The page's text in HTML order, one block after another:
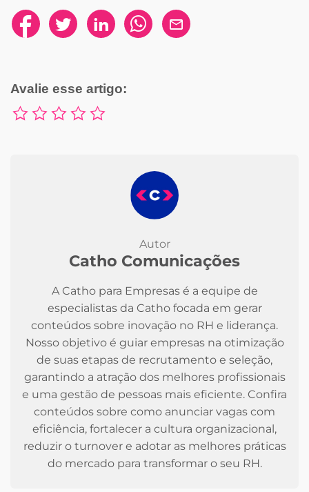
Avalie esse artigo:
Autor
Catho Comunicações
A Catho para Empresas é a equipe de
especialistas da Catho focada em gerar
conteúdos sobre inovação no RH e liderança.
Nosso objetivo é guiar empresas na otimização
de suas etapas de recrutamento e seleção,
garantindo a atração dos melhores profissionais
e uma gestão de pessoas mais eficiente. Confira
conteúdos sobre como anunciar vagas com
eficiência, fortalecer a cultura organizacional,
reduzir o turnover e adotar as melhores práticas
do mercado para transformar o seu RH.